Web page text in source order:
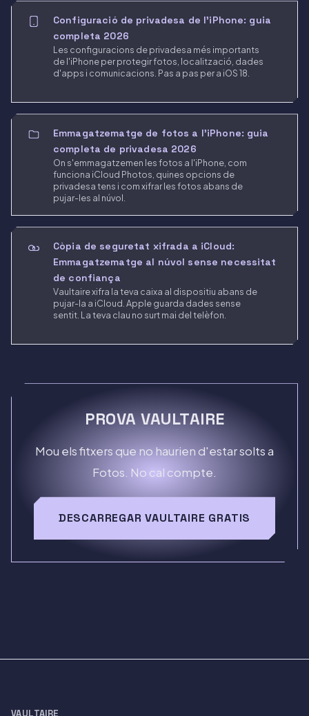
Configuració de privadesa de l'iPhone: guia
completa 2026
Les configuracions de privadesa més importants
de l'iPhone per protegir fotos, localització, dades
d'apps i comunicacions. Pas a pas per a iOS 18.
Emmagatzematge de fotos a l'iPhone: guia
completa de privadesa 2026
On s'emmagatzemen les fotos a l'iPhone, com
funciona iCloud Photos, quines opcions de
privadesa tens i com xifrar les fotos abans de
pujar-les al núvol.
Còpia de seguretat xifrada a iCloud:
Emmagatzematge al núvol sense necessitat
de confiança
Vaultaire xifra la teva caixa al dispositiu abans de
pujar-la a iCloud. Apple guarda dades sense
sentit. La teva clau no surt mai del telèfon.
PROVA VAULTAIRE
Mou els fitxers que no haurien d'estar solts a
Fotos. No cal compte.
DESCARREGAR VAULTAIRE GRATIS